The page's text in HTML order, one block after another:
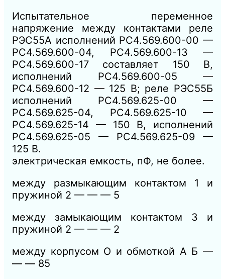
Испытательное переменное
напряжение между контактами реле
РЭС55А исполнений РС4.569.600-00 —
РС4.569.600-04, РС4.569.600-13 —
РС4.569.600-17 составляет 150 В,
исполнений РС4.569.600-05 —
РС4.569.600-12 — 125 В; реле РЭС55Б
исполнений РС4.569.625-00 —
РС4.569.625-04, РС4.569.625-10 —
РС4.569.625-14 — 150 В, исполнений
РС4.569.625-05 — РС4.569.625-09 —
125 В.
электрическая емкость, пФ, не более.
между размыкающим контактом 1 и
пружиной 2 — — — 5
между замыкающим контактом 3 и
пружиной 2 — — — 2
между корпусом О и обмоткой А Б —
— — 85